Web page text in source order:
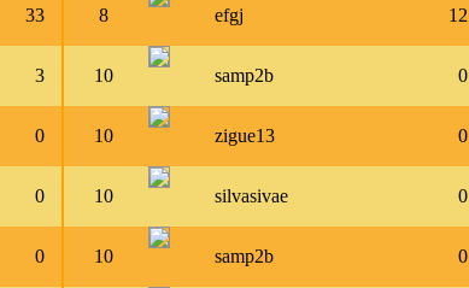
33 8 efgj 12
3 10 samp2b 0
0 10 zigue13 0
0 10 silvasivae 0
0 10 samp2b 0